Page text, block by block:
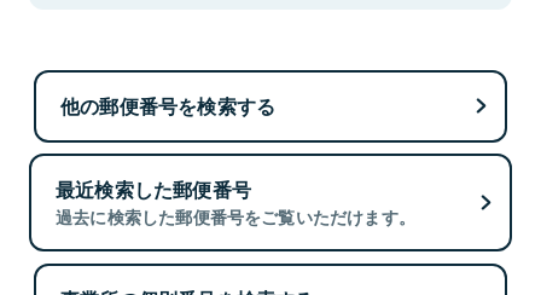
他の郵便番号を検索する
最近検索した郵便番号
過去に検索した郵便番号をご覧いただけます。